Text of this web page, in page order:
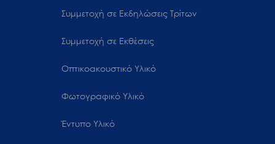
Συμμετοχή σε Εκδηλώσεις Τρίτων
Συμμετοχή σε Εκθέσεις
Οπτικοακουστικό Υλικό
Φωτογραφικό Υλικό
Έντυπο Υλικό